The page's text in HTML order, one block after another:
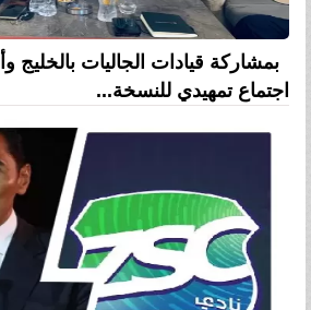
بمشاركة قيادات الجاليات بالخليج
اجتماع تمهيدي للنسخة...